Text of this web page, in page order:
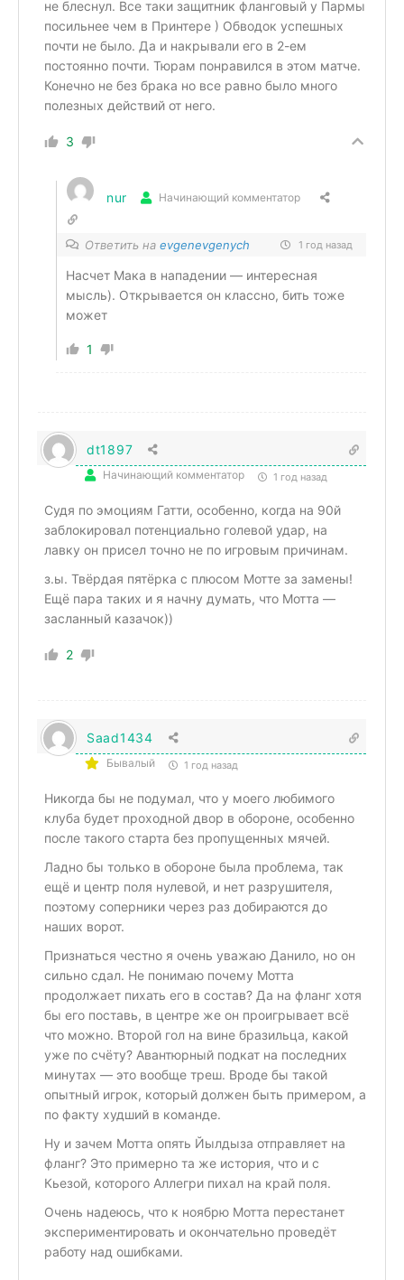
не блеснул. Все таки защитник фланговый у Пармы
посильнее чем в Принтере ) Обводок успешных
почти не было. Да и накрывали его в 2-ем
постоянно почти. Тюрам понравился в этом матче.
Конечно не без брака но все равно было много
полезных действий от него.
3
nur Начинающий комментатор
Ответить на evgenevgenych 1 год назад
Насчет Мака в нападении — интересная
мысль). Открывается он классно, бить тоже
может
1
dt1897
Начинающий комментатор 1 год назад
Судя по эмоциям Гатти, особенно, когда на 90й
заблокировал потенциально голевой удар, на
лавку он присел точно не по игровым причинам.
з.ы. Твёрдая пятёрка с плюсом Мотте за замены!
Ещё пара таких и я начну думать, что Мотта —
засланный казачок))
2
Saad1434
Бывалый 1 год назад
Никогда бы не подумал, что у моего любимого
клуба будет проходной двор в обороне, особенно
после такого старта без пропущенных мячей.
Ладно бы только в обороне была проблема, так
ещё и центр поля нулевой, и нет разрушителя,
поэтому соперники через раз добираются до
наших ворот.
Признаться честно я очень уважаю Данило, но он
сильно сдал. Не понимаю почему Мотта
продолжает пихать его в состав? Да на фланг хотя
бы его поставь, в центре же он проигрывает всё
что можно. Второй гол на вине бразильца, какой
уже по счёту? Авантюрный подкат на последних
минутах — это вообще треш. Вроде бы такой
опытный игрок, который должен быть примером, а
по факту худший в команде.
Ну и зачем Мотта опять Йылдыза отправляет на
фланг? Это примерно та же история, что и с
Кьезой, которого Аллегри пихал на край поля.
Очень надеюсь, что к ноябрю Мотта перестанет
экспериментировать и окончательно проведёт
работу над ошибками.